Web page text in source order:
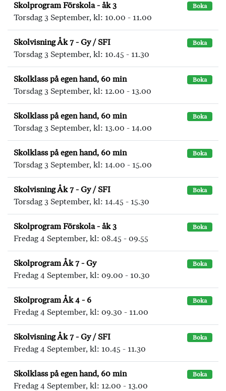
Skolprogram Förskola - åk 3 Boka
Torsdag 3 September, kl: 10.00 - 11.00
Skolvisning Åk 7 - Gy / SFI Boka
Torsdag 3 September, kl: 10.45 - 11.30
Skolklass på egen hand, 60 min Boka
Torsdag 3 September, kl: 12.00 - 13.00
Skolklass på egen hand, 60 min Boka
Torsdag 3 September, kl: 13.00 - 14.00
Skolklass på egen hand, 60 min Boka
Torsdag 3 September, kl: 14.00 - 15.00
Skolvisning Åk 7 - Gy / SFI Boka
Torsdag 3 September, kl: 14.45 - 15.30
Skolprogram Förskola - åk 3 Boka
Fredag 4 September, kl: 08.45 - 09.55
Skolprogram Åk 7 - Gy Boka
Fredag 4 September, kl: 09.00 - 10.30
Skolprogram Åk 4 - 6 Boka
Fredag 4 September, kl: 09.30 - 11.00
Skolvisning Åk 7 - Gy / SFI Boka
Fredag 4 September, kl: 10.45 - 11.30
Skolklass på egen hand, 60 min Boka
Fredag 4 September, kl: 12.00 - 13.00